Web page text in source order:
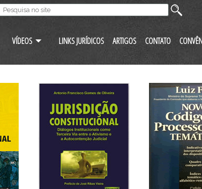
VÍDEOS LINKS JURÍDICOS ARTIGOS CONTATO